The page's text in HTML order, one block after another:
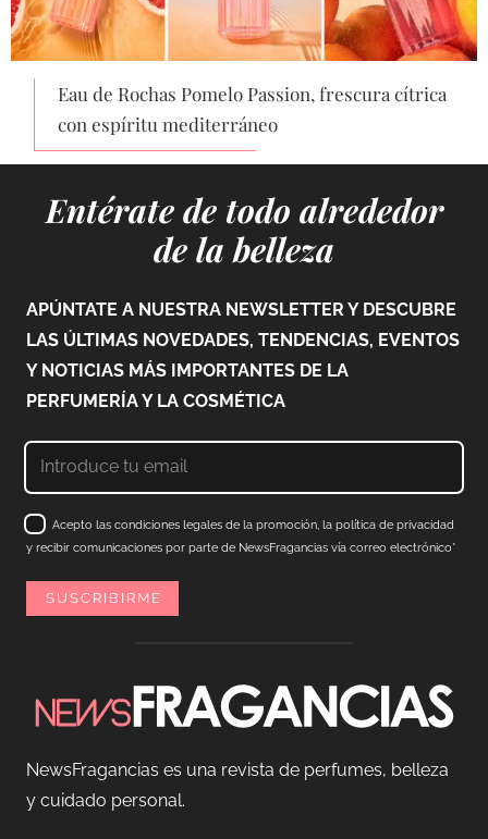
Eau de Rochas Pomelo Passion, frescura cítrica
con espíritu mediterráneo
Entérate de todo alrededor
de la belleza
APÚNTATE A NUESTRA NEWSLETTER Y DESCUBRE
LAS ÚLTIMAS NOVEDADES, TENDENCIAS, EVENTOS
Y NOTICIAS MÁS IMPORTANTES DE LA
PERFUMERÍA Y LA COSMÉTICA
Acepto las condiciones legales de la promoción, la política de privacidad
y recibir comunicaciones por parte de NewsFragancias vía correo electrónico*
NewsFragancias es una revista de perfumes, belleza
y cuidado personal.